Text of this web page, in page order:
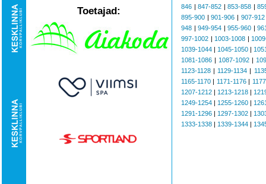
Toetajad:
846 |847-852 |853-858 |
895-900 |901-906 | 907-912
948 |949-954 |955-960 |
997-1002 | 1003-1008 |
1039-1044 | 1045-1050 |
1081-1086 | 1087-1092 |
1123-1128 | 1129-1134 |
1165-1170 | 1171-1176|
1207-1212 | 1213-1218 |
1249-1254 | 1255-1260 |
1291-1296 | 1297-1302 |
1333-1338 | 1339-1344 |